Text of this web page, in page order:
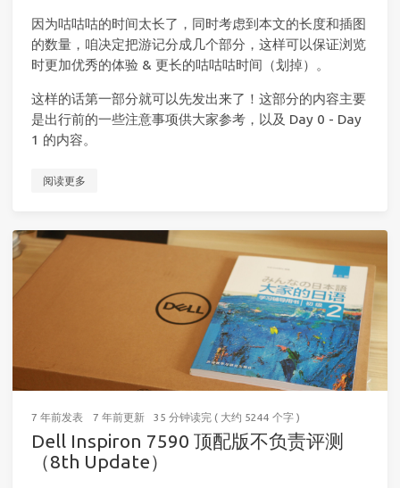
因为咕咕咕的时间太长了，同时考虑到本文的长度和插图
的数量，咱决定把游记分成几个部分，这样可以保证浏览
时更加优秀的体验 & 更长的咕咕咕时间（划掉）。
这样的话第一部分就可以先发出来了！这部分的内容主要
是出行前的一些注意事项供大家参考，以及 Day 0 - Day
1 的内容。
阅读更多
7 年前发表 7 年前更新 35 分钟读完 ( 大约 5244 个字 )
Dell Inspiron 7590 顶配版不负责评测
（8th Update）